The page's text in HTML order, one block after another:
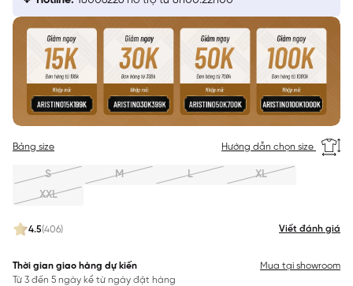
4.5(406) Viết đánh giá
Bảng size Hướng dẫn chọn size
S M L
XL
XXL
Thời gian giao hàng dự kiến
Từ 3 đến 5 ngày kể từ ngày đặt hàng
Mua tại showroom